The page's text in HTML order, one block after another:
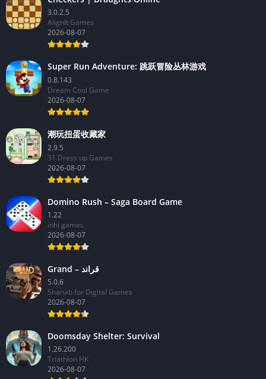
3.0.2.5
AlignIt Games
2026-08-07
Super Run Adventure: 跳跃冒险丛林游戏
0.8.143
Dream Cool Game
2026-08-07
潮玩扭蛋收藏家
2.9.5
31 Dress up Games
2026-08-07
Domino Rush – Saga Board Game
1.22
inhi games
2026-08-07
Grand – قراند
5.0.6
Shanab for Digital Games
2026-08-07
Doomsday Shelter: Survival
1.26.200
Triathlon HK
2026-08-07